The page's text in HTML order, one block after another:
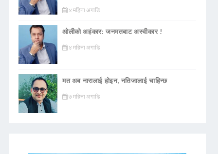
४ महिना अगाडि
ओलीको अहंकार: जनमतबाट अस्वीकार !
४ महिना अगाडि
मत अब नारालाई होइन, नतिजालाई चाहिन्छ
७ महिना अगाडि